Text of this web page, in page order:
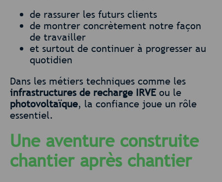
de rassurer les futurs clients
de montrer concrètement notre façon
de travailler
et surtout de continuer à progresser au
quotidien
Dans les métiers techniques comme les
infrastructures de recharge IRVE ou le
photovoltaïque, la confiance joue un rôle
essentiel.
Une aventure construite
chantier après chantier